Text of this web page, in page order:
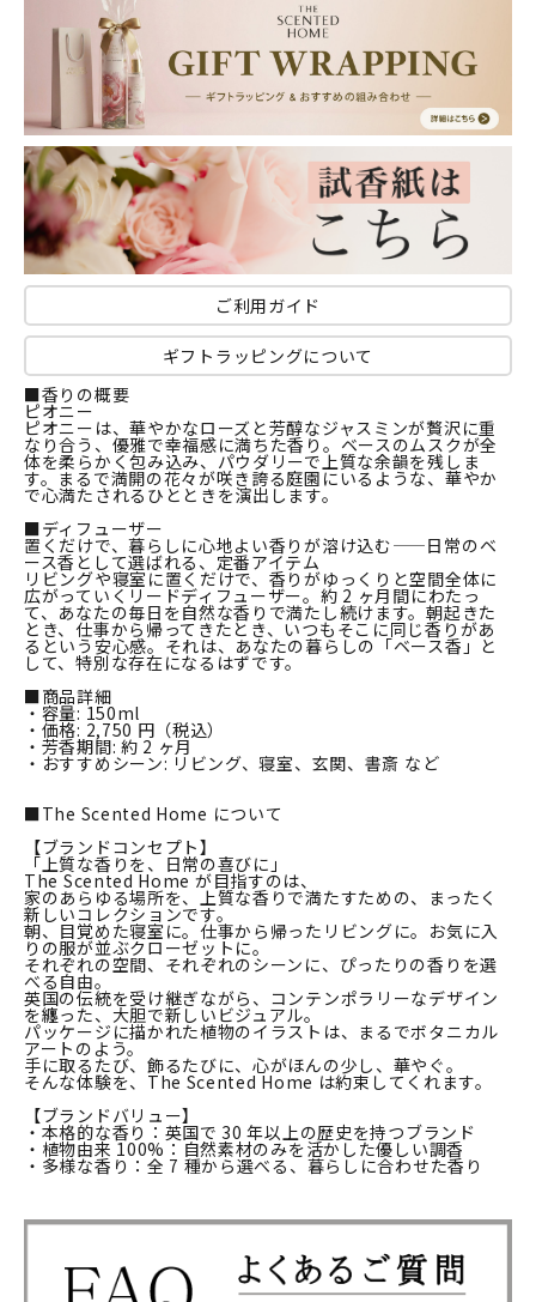
ご利用ガイド
ギフトラッピングについて
■香りの概要
ピオニー
ピオニーは、華やかなローズと芳醇なジャスミンが贅沢に重
なり合う、優雅で幸福感に満ちた香り。ベースのムスクが全
体を柔らかく包み込み、パウダリーで上質な余韻を残しま
す。まるで満開の花々が咲き誇る庭園にいるような、華やか
で心満たされるひとときを演出します。
■ディフューザー
置くだけで、暮らしに心地よい香りが溶け込む——日常のベ
ース香として選ばれる、定番アイテム
リビングや寝室に置くだけで、香りがゆっくりと空間全体に
広がっていくリードディフューザー。約 2 ヶ月間にわたっ
て、あなたの毎日を自然な香りで満たし続けます。朝起きた
とき、仕事から帰ってきたとき、いつもそこに同じ香りがあ
るという安心感。それは、あなたの暮らしの「ベース香」と
して、特別な存在になるはずです。
■商品詳細
・容量: 150ml
・価格: 2,750 円（税込）
・芳香期間: 約 2 ヶ月
・おすすめシーン: リビング、寝室、玄関、書斎 など
■The Scented Home について
【ブランドコンセプト】
「上質な香りを、日常の喜びに」
The Scented Home が目指すのは、
家のあらゆる場所を、上質な香りで満たすための、まったく
新しいコレクションです。
朝、目覚めた寝室に。仕事から帰ったリビングに。お気に入
りの服が並ぶクローゼットに。
それぞれの空間、それぞれのシーンに、ぴったりの香りを選
べる自由。
英国の伝統を受け継ぎながら、コンテンポラリーなデザイン
を纏った、大胆で新しいビジュアル。
パッケージに描かれた植物のイラストは、まるでボタニカル
アートのよう。
手に取るたび、飾るたびに、心がほんの少し、華やぐ。
そんな体験を、The Scented Home は約束してくれます。
【ブランドバリュー】
・本格的な香り：英国で 30 年以上の歴史を持つブランド
・植物由来 100%：自然素材のみを活かした優しい調香
・多様な香り：全 7 種から選べる、暮らしに合わせた香り